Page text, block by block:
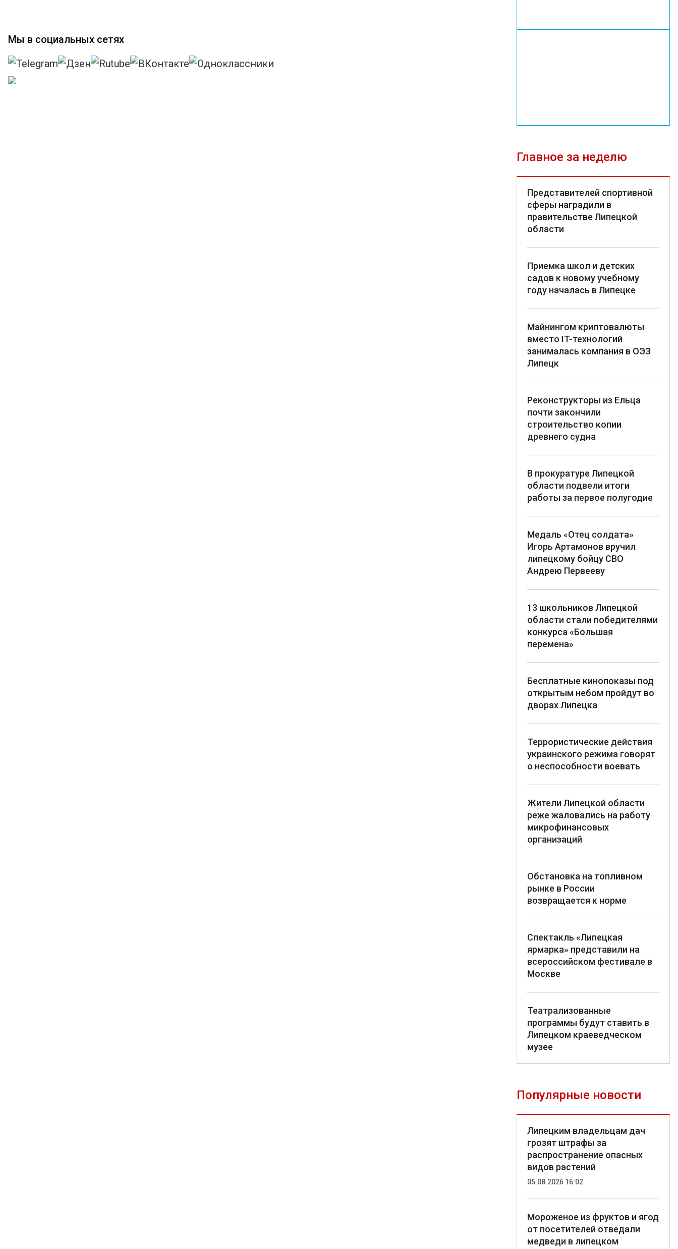
Мы в социальных сетях
Главное за неделю
Представителей спортивной
сферы наградили в
правительстве Липецкой
области
Приемка школ и детских
садов к новому учебному
году началась в Липецке
Майнингом криптовалюты
вместо IT-технологий
занималась компания в ОЭЗ
Липецк
Реконструкторы из Ельца
почти закончили
строительство копии
древнего судна
В прокуратуре Липецкой
области подвели итоги
работы за первое полугодие
Медаль «Отец солдата»
Игорь Артамонов вручил
липецкому бойцу СВО
Андрею Первееву
13 школьников Липецкой
области стали победителями
конкурса «Большая
перемена»
Бесплатные кинопоказы под
открытым небом пройдут во
дворах Липецка
Террористические действия
украинского режима говорят
о неспособности воевать
Жители Липецкой области
реже жаловались на работу
микрофинансовых
организаций
Обстановка на топливном
рынке в России
возвращается к норме
Спектакль «Липецкая
ярмарка» представили на
всероссийском фестивале в
Москве
Театрализованные
программы будут ставить в
Липецком краеведческом
музее
Популярные новости
Липецким владельцам дач
грозят штрафы за
распространение опасных
видов растений
05.08.2026 16:02
Мороженое из фруктов и ягод
от посетителей отведали
медведи в липецком